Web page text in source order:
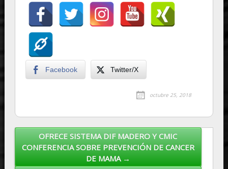
Facebook Twitter/X
octubre 25, 2018
Post navigation
OFRECE SISTEMA DIF MADERO Y CMIC
CONFERENCIA SOBRE PREVENCIÓN DE CANCER
DE MAMA →